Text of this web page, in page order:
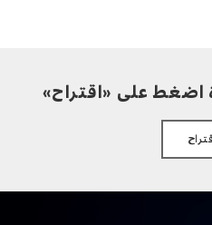
اضغط على «اقتراح»